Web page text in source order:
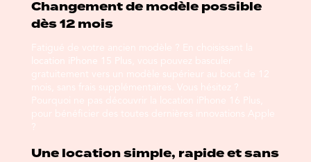
Changement de modèle possible
dès 12 mois
Fatigué de votre ancien modèle ? En choisissant la
location iPhone 15 Plus , vous pouvez basculer
gratuitement vers un modèle supérieur au bout de 12
mois, sans frais supplémentaires. Vous hésitez ?
Pourquoi ne pas découvrir la
location iPhone 16 Plus
pour bénéficier des toutes dernières innovations Apple
?
Une location simple, rapide et sans